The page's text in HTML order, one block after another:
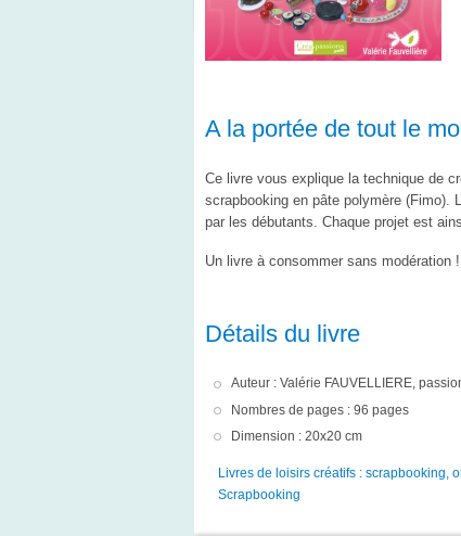
A la portée de tout le
Ce livre vous explique la technique de
scrapbooking en pâte polymère (Fimo).
par les débutants. Chaque projet est
Un livre à consommer sans modération !
Détails du livre
Auteur : Valérie FAUVELLIERE,
Nombres de pages : 96 pages
Dimension : 20x20 cm
Livres de loisirs créatifs : scrapbooking,
Scrapbooking